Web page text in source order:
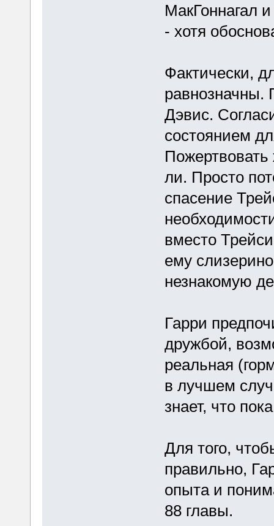
МакГоннагал
- хотя
Фактически,
равнозначны.
Дэвис.
состоянием
ли. Просто
спасение
вместо
ему
незнакомую
Гарри
дружбой,
реальная
в лучшем
знает, что
Для того,
правильно,
опыта и
88 главы.